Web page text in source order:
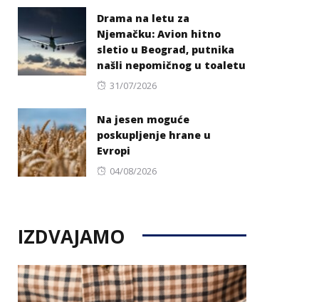
Drama na letu za
Njemačku: Avion hitno
sletio u Beograd, putnika
našli nepomičnog u toaletu
Posted
31/07/2026
Na jesen moguće
poskupljenje hrane u
Evropi
Posted
04/08/2026
IZDVAJAMO